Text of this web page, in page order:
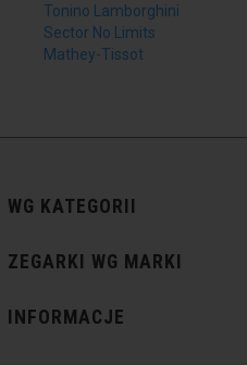
U.S. Polo Assn.
Tonino Lamborghini
Sector No Limits